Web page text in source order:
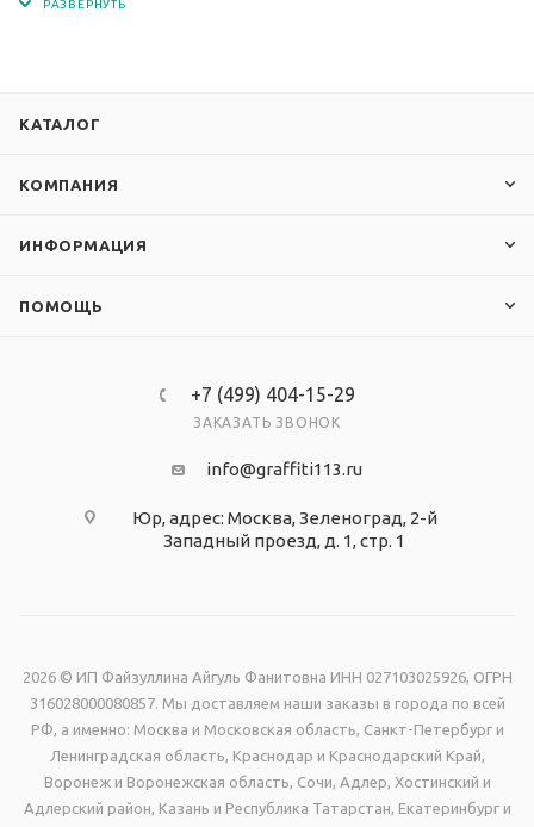
КАТАЛОГ
КОМПАНИЯ
ИНФОРМАЦИЯ
ПОМОЩЬ
+7 (499) 404-15-29
ЗАКАЗАТЬ ЗВОНОК
info@graffiti113.ru
Юр, адрес: Москва, Зеленоград, 2-й
Западный проезд, д. 1, стр. 1
2026 © ИП Файзуллина Айгуль Фанитовна ИНН 027103025926, ОГРН
316028000080857. Мы доставляем наши заказы в города по всей
РФ, а именно: Москва и Московская область, Санкт-Петербург и
Ленинградская область, Краснодар и Краснодарский Край,
Воронеж и Воронежская область, Сочи, Адлер, Хостинский и
Адлерский район, Казань и Республика Татарстан, Екатеринбург и